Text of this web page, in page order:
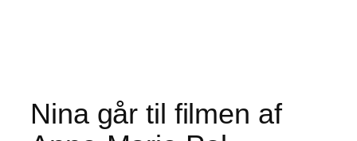
Nina går til filmen af